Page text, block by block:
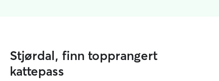
Stjørdal, finn topprangert
kattepass